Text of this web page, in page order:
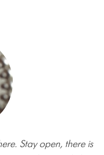
Stay open, there is